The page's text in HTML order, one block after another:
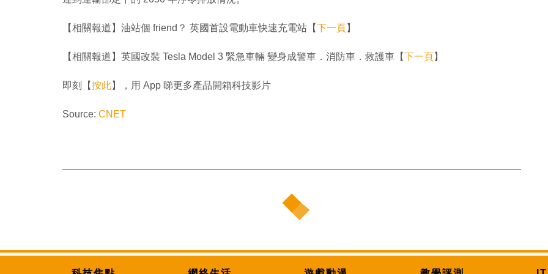
【相關報道】油站個 friend？ 英國首設電動車快速充電站【下一頁】
【相關報道】英國改裝 Tesla Model 3 緊急車輛 變身成警車．消防車．救護車【下一頁】
即刻【按此】，用 App 睇更多產品開箱科技影片
Source: CNET